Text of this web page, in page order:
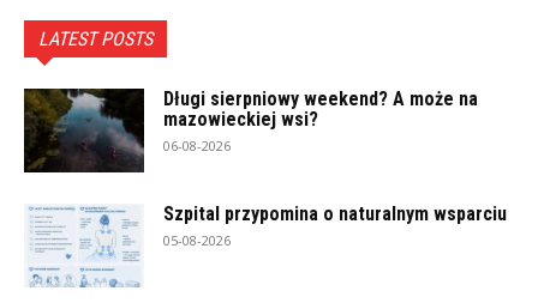
LATEST POSTS
Długi sierpniowy weekend? A może na
mazowieckiej wsi?
06-08-2026
Szpital przypomina o naturalnym wsparciu
05-08-2026